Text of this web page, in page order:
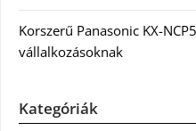
Korszerű Panasonic KX-
vállalkozásoknak
Kategóriák